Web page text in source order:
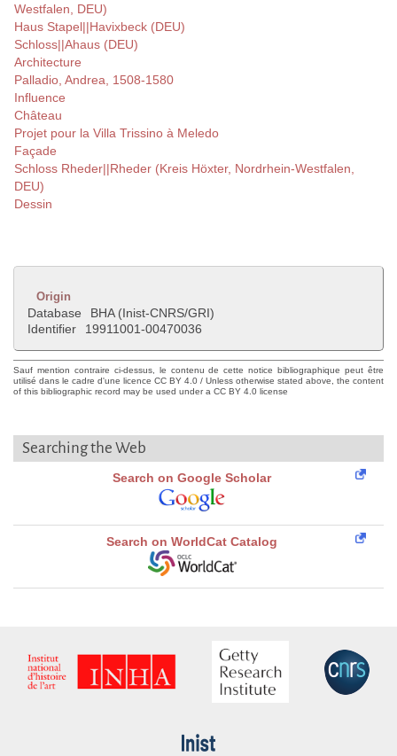
Westfalen, DEU)
Haus Stapel||Havixbeck (DEU)
Schloss||Ahaus (DEU)
Architecture
Palladio, Andrea, 1508-1580
Influence
Château
Projet pour la Villa Trissino à Meledo
Façade
Schloss Rheder||Rheder (Kreis Höxter, Nordrhein-Westfalen,
DEU)
Dessin
Origin
Database
BHA (Inist-CNRS/GRI)
Identifier
19911001-00470036
Sauf mention contraire ci-dessus, le contenu de cette notice bibliographique peut être
utilisé dans le cadre d'une licence CC BY 4.0 / Unless otherwise stated above, the content
of this bibliographic record may be used under a CC BY 4.0 license
Searching the Web
Search on Google Scholar
Search on WorldCat Catalog